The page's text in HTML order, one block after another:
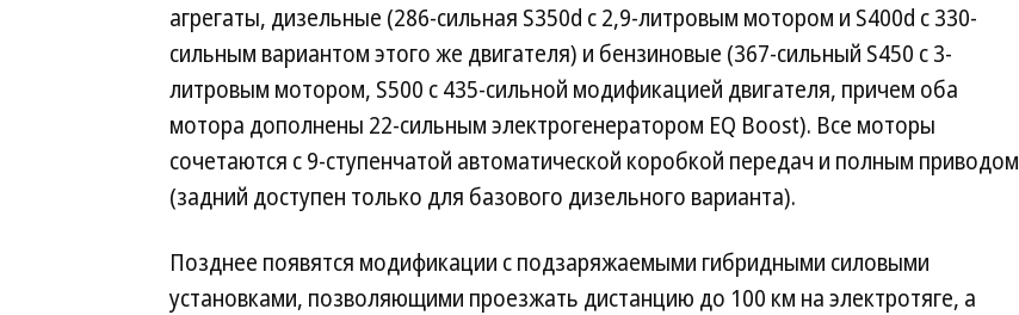
агрегаты, дизельные (286-сильная S350d с 2,9-литровым мотором и S400d с 330-
сильным вариантом этого же двигателя) и бензиновые (367-сильный S450 с 3-
литровым мотором, S500 с 435-сильной модификацией двигателя, причем оба
мотора дополнены 22-сильным электрогенератором EQ Boost). Все моторы
сочетаются с 9-ступенчатой автоматической коробкой передач и полным приводом
(задний доступен только для базового дизельного варианта).
Позднее появятся модификации с подзаряжаемыми гибридными силовыми
установками, позволяющими проезжать дистанцию до 100 км на электротяге, а